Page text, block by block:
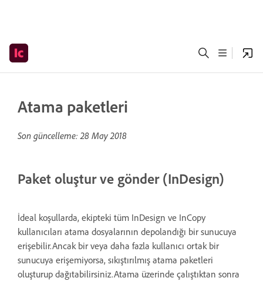
Atama paketleri
Son güncelleme:28 May 2018
Paket oluştur ve gönder (InDesign)
İdeal koşullarda, ekipteki tüm InDesign ve InCopy
kullanıcıları atama dosyalarının depolandığı bir sunucuya
erişebilir.Ancak bir veya daha fazla kullanıcı ortak bir
sunucuya erişemiyorsa, sıkıştırılmış atama paketleri
oluşturup dağıtabilirsiniz.Atama üzerinde çalıştıktan sonra